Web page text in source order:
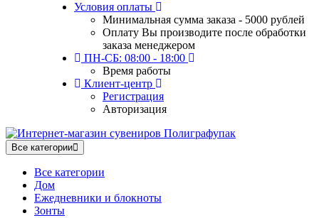
Условия оплаты
Минимальная сумма заказа - 5000 рублей
Оплату Вы производите после обработки
заказа менеджером
ПН-СБ: 08:00 - 18:00
Время работы
Клиент-центр
Регистрация
Авторизация
Все категории
Все категории
Дом
Ежедневники и блокноты
Зонты